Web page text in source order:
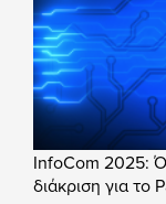
InfoCom 2025:
διάκριση για το